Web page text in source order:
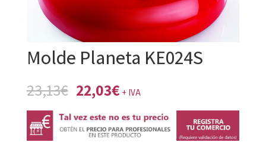
Molde Planeta KE024S
23,13€ El
original
era:
22,03€El
actual
es:
+ IVA